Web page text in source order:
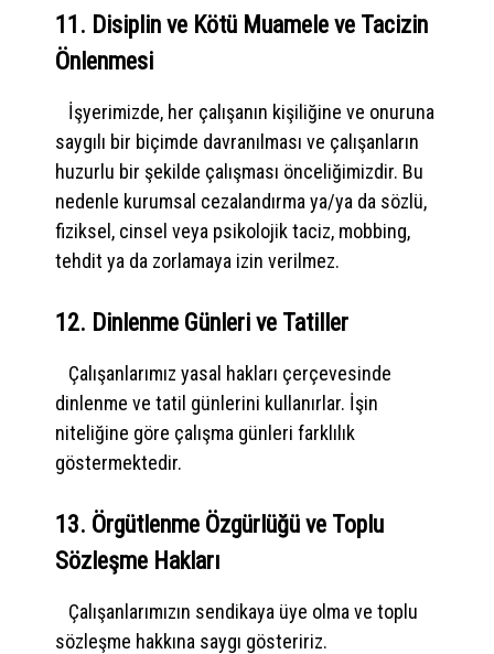
11. Disiplin ve Kötü Muamele ve Tacizin
Önlenmesi
İşyerimizde, her çalışanın kişiliğine ve onuruna
saygılı bir biçimde davranılması ve çalışanların
huzurlu bir şekilde çalışması önceliğimizdir. Bu
nedenle kurumsal cezalandırma ya/ya da sözlü,
fiziksel, cinsel veya psikolojik taciz, mobbing,
tehdit ya da zorlamaya izin verilmez.
12. Dinlenme Günleri ve Tatiller
Çalışanlarımız yasal hakları çerçevesinde
dinlenme ve tatil günlerini kullanırlar. İşin
niteliğine göre çalışma günleri farklılık
göstermektedir.
13. Örgütlenme Özgürlüğü ve Toplu
Sözleşme Hakları
Çalışanlarımızın sendikaya üye olma ve toplu
sözleşme hakkına saygı gösteririz.